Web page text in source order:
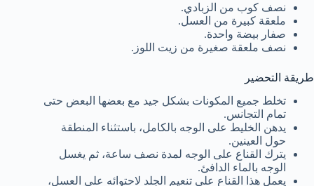
نصف كوب من الزبادي.
ملعقة كبيرة من العسل.
صفار بيضة واحدة.
نصف ملعقة صغيرة من زيت اللوز.
طريقة التحضير
تخلط جميع المكونات بشكل جيد مع بعضها البعض حتى
تمام التجانس.
يدهن الخليط على الوجه بالكامل، باستثناء المنطقة
حول العينين.
يترك القناع على الوجه لمدة نصف ساعة، ثم يغسل
الوجه بالماء الدافئ.
يعمل هذا القناع على تنعيم الجلد لاحتوائه على العسل،